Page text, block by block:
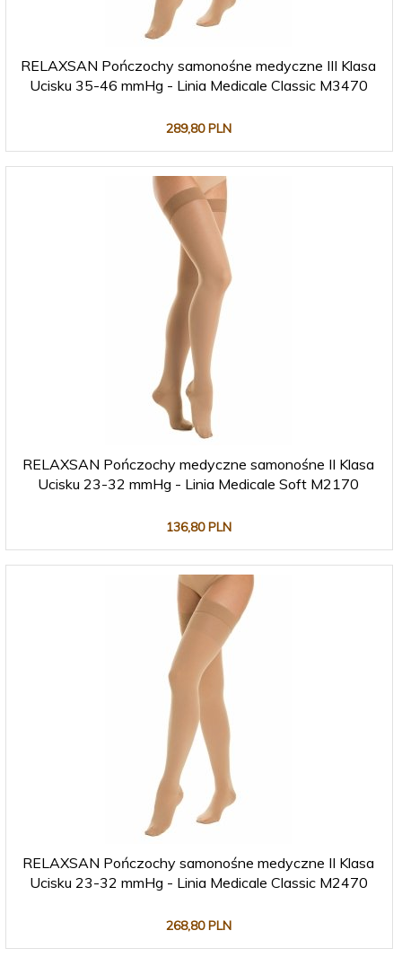
RELAXSAN Pończochy samonośne medyczne III Klasa
Ucisku 35-46 mmHg - Linia Medicale Classic M3470
289,80 PLN
RELAXSAN Pończochy medyczne samonośne II Klasa
Ucisku 23-32 mmHg - Linia Medicale Soft M2170
136,80 PLN
RELAXSAN Pończochy samonośne medyczne II Klasa
Ucisku 23-32 mmHg - Linia Medicale Classic M2470
268,80 PLN